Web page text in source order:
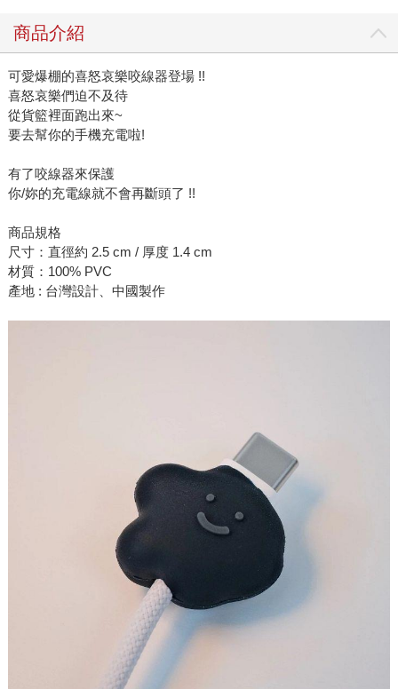
商品介紹
可愛爆棚的喜怒哀樂咬線器登場 !!
喜怒哀樂們迫不及待
從貨籃裡面跑出來~
要去幫你的手機充電啦!
有了咬線器來保護
你/妳的充電線就不會再斷頭了 !!
商品規格
尺寸：直徑約 2.5 cm / 厚度 1.4 cm
材質：100% PVC
產地 : 台灣設計、中國製作